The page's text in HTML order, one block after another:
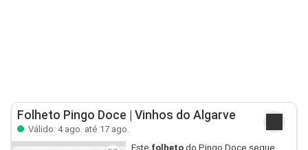
Folheto Pingo Doce | Vinhos do Algarve
Válido: 4 ago. até 17 ago.
Este folhetodo Pingo Doce segue